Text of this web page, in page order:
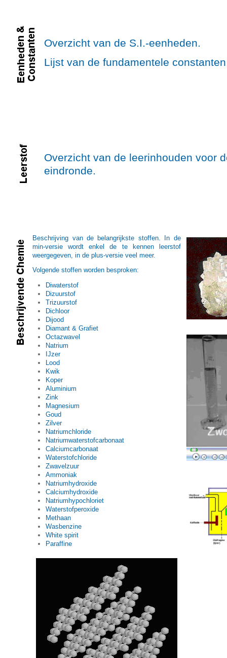
Overzicht van de S.I.-eenheden.
Lijst van de fundamentele
Overzicht van de leerinhouden voor
eindronde.
Beschrijving van de belangrijkste stoffen. In de
min-versie wordt enkel de te kennen leerstof
weergegeven, in de plus-versie veel meer.
Volgende stoffen worden besproken:
Diwaterstof
Dizuurstof
Trizuurstof
Dichloor
Dijood
Diamant & Grafiet
Octazwavel
Natrium
IJzer
Lood
Kwik
Koper
Aluminium
Zink
Magnesium
Goud
Zilver
Natriumchloride
Natriumwaterstofcarbonaat
Calciumcarbonaat
Waterstofchloride
Zwavelzuur
Ammoniak
Natriumhydroxide
Calciumhydroxide
Natriumhypochloriet
Waterstofperoxide
Methaan
Wasbenzine
White spirit
Paraffine